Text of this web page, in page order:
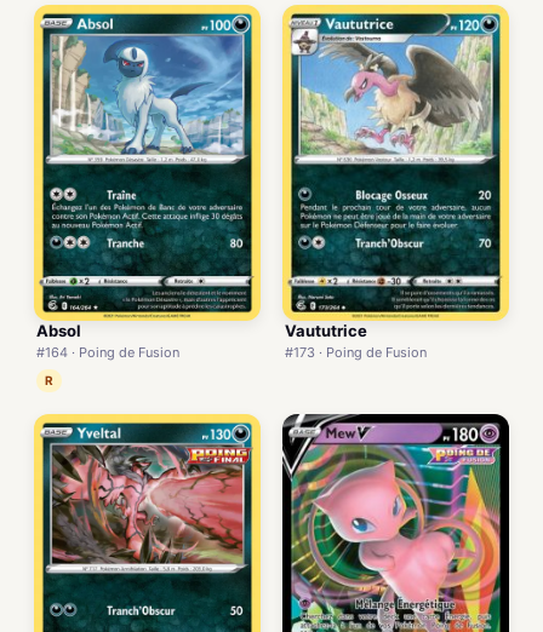
Absol
#164 · Poing de Fusion
R
Vaututrice
#173 · Poing de Fusion